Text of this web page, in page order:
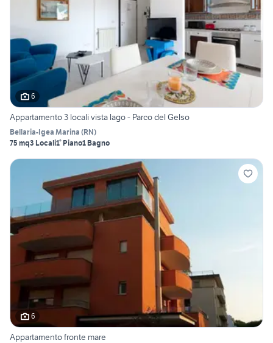
6
Appartamento 3 locali vista lago - Parco del Gelso
Bellaria-Igea Marina (RN)
75 mq3 Locali1° Piano1 Bagno
6
Appartamento fronte mare